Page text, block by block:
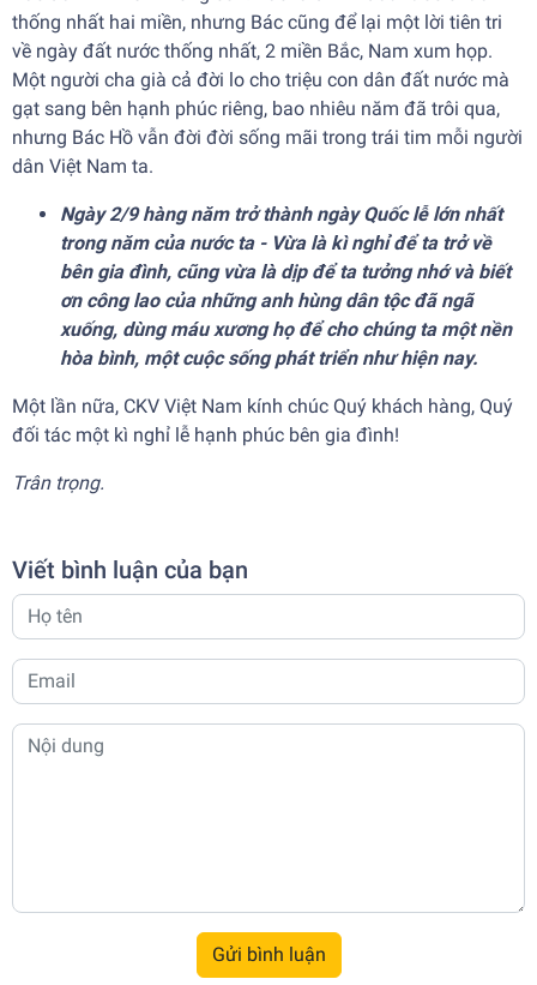
thống nhất hai miền, nhưng Bác cũng để lại một lời tiên tri
về ngày đất nước thống nhất, 2 miền Bắc, Nam xum họp.
Một người cha già cả đời lo cho triệu con dân đất nước mà
gạt sang bên hạnh phúc riêng, bao nhiêu năm đã trôi qua,
nhưng Bác Hồ vẫn đời đời sống mãi trong trái tim mỗi người
dân Việt Nam ta.
Ngày 2/9 hàng năm trở thành ngày Quốc lễ lớn nhất
trong năm của nước ta - Vừa là kì nghỉ để ta trở về
bên gia đình, cũng vừa là dịp để ta tưởng nhớ và biết
ơn công lao của những anh hùng dân tộc đã ngã
xuống, dùng máu xương họ để cho chúng ta một nền
hòa bình, một cuộc sống phát triển như hiện nay.
Một lần nữa, CKV Việt Nam kính chúc Quý khách hàng, Quý
đối tác một kì nghỉ lễ hạnh phúc bên gia đình!
Trân trọng.
Viết bình luận của bạn
Gửi bình luận